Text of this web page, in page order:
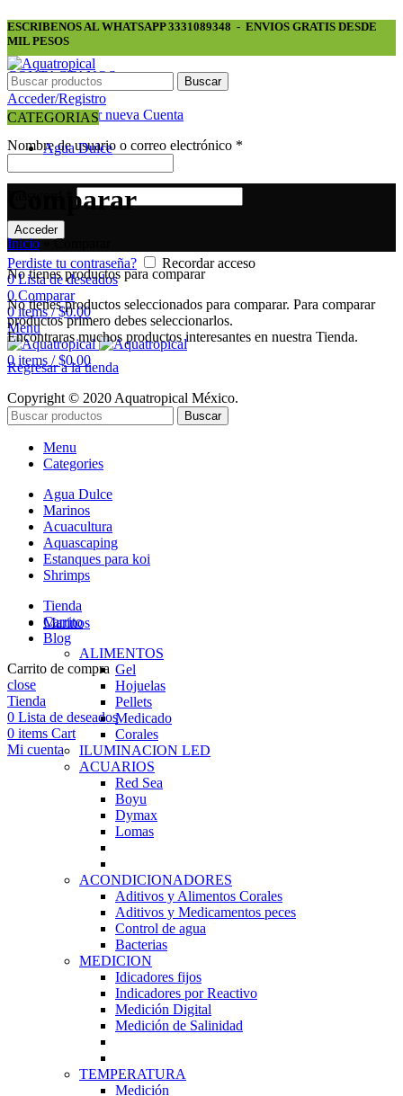
ESCRIBENOS AL WHATSAPP 3331089348 - ENVIOS GRATIS DESDE
MIL PESOS
CONTACTANOS Buscar
Acceder/Registro
RegistrarseCrear nueva Cuenta
Nombre de usuario o correo electrónico *
Acceder
Perdiste tu contraseña?
Recordar acceso
0Lista de deseados
0 Comparar
0items / $0.00
Menu
0items / $0.00
CATEGORIAS
Agua Dulce
Marinos
ALIMENTOS
Gel
Hojuelas
Pellets
Medicado
Corales
ILUMINACION LED
ACUARIOS
Red Sea
Boyu
Dymax
Lomas
ACONDICIONADORES
Aditivos y Alimentos Corales
Aditivos y Medicamentos peces
Control de agua
Bacterias
MEDICION
Idicadores fijos
Indicadores por Reactivo
Medición Digital
Medición de Salinidad
TEMPERATURA
Medición
Comparar
Inicio»Comparar
No tienes productos para comparar
No tienes productos seleccionados para comparar. Para comparar
productos primero debes seleccionarlos.
Encontraras muchos productos interesantes en nuestra Tienda.
Regresar a la tienda
Copyright © 2020 Aquatropical México.
Buscar
Menu
Categories
Agua Dulce
Marinos
Acuacultura
Aquascaping
Estanques para koi
Shrimps
Tienda
Carrito
Blog
Carrito de compra
close
Tienda
0 Lista de deseados
0 items Cart
Mi cuenta